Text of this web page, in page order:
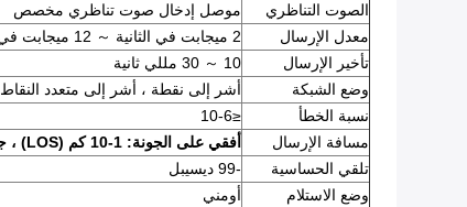
الصوت التناظري
موصل إدخال صوت تناظري مخصص
معدل الإرسال
2 ميجابت في الثانية ～ 12 ميجابت في الثانية
تأخير الإرسال
10 ～ 30 مللي ثانية
وضع الشبكة
أشر إلى نقطة ، أشر إلى متعدد النقاط
نسبة الخطأ
≤10-6
مسافة الإرسال
أفقي على الجونة: 1-10 كم (LOS) ، جو-أرض: 8-20 كم ، أفقي على البحر 10-30 كم (LOS)
تلقي الحساسية
-99 ديسيبل
وضع الاستلام
أومني